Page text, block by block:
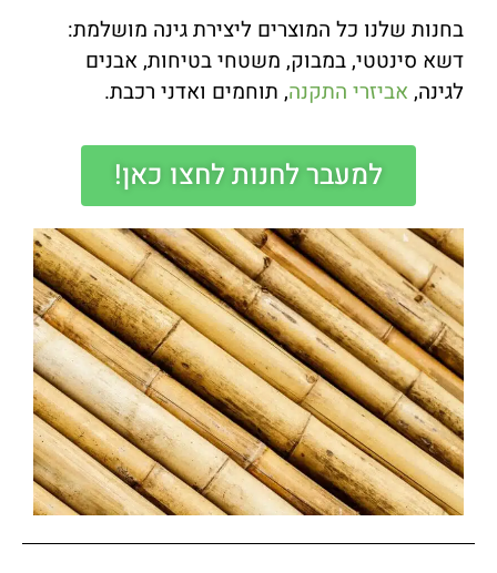
בחנות שלנו כל המוצרים ליצירת גינה מושלמת:
דשא סינטטי, במבוק, משטחי בטיחות, אבנים
לגינה, אביזרי התקנה, תוחמים ואדני רכבת.
למעבר לחנות לחצו כאן!